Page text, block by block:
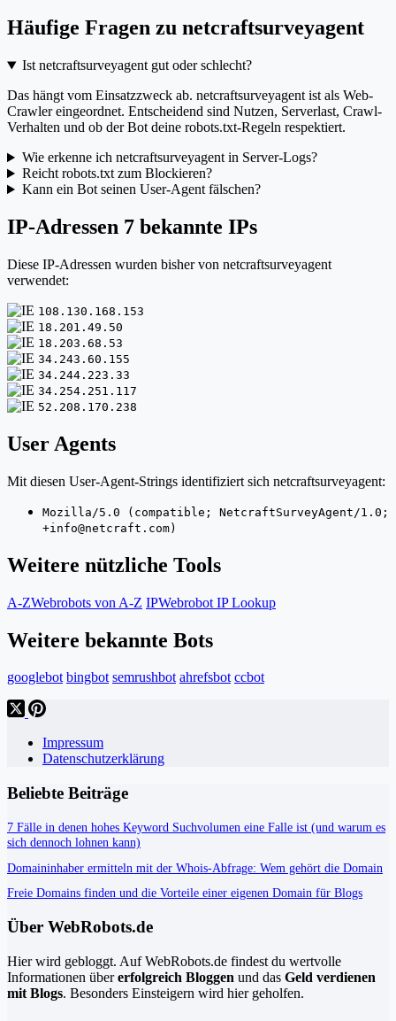
Häufige Fragen zu netcraftsurveyagent
Ist netcraftsurveyagent gut oder schlecht?
Das hängt vom Einsatzzweck ab. netcraftsurveyagent ist als Web-
Crawler eingeordnet. Entscheidend sind Nutzen, Serverlast, Crawl-
Verhalten und ob der Bot deine robots.txt-Regeln respektiert.
Wie erkenne ich netcraftsurveyagent in Server-Logs?
Reicht robots.txt zum Blockieren?
Kann ein Bot seinen User-Agent fälschen?
IP-Adressen 7 bekannte IPs
Diese IP-Adressen wurden bisher von netcraftsurveyagent
verwendet:
108.130.168.153
18.201.49.50
18.203.68.53
34.243.60.155
34.244.223.33
34.254.251.117
52.208.170.238
User Agents
Mit diesen User-Agent-Strings identifiziert sich netcraftsurveyagent:
Mozilla/5.0 (compatible; NetcraftSurveyAgent/1.0;
+info@netcraft.com)
Weitere nützliche Tools
A-ZWebrobots von A-Z IPWebrobot IP Lookup
Weitere bekannte Bots
googlebot bingbot semrushbot ahrefsbot ccbot
Impressum
Datenschutzerklärung
Beliebte Beiträge
7 Fälle in denen hohes Keyword Suchvolumen eine Falle ist (und warum es
sich dennoch lohnen kann)
Domaininhaber ermitteln mit der Whois-Abfrage: Wem gehört die Domain
Freie Domains finden und die Vorteile einer eigenen Domain für Blogs
Über WebRobots.de
Hier wird gebloggt. Auf WebRobots.de findest du wertvolle
Informationen übererfolgreich Bloggen und das Geld verdienen
mit Blogs. Besonders Einsteigern wird hier geholfen.